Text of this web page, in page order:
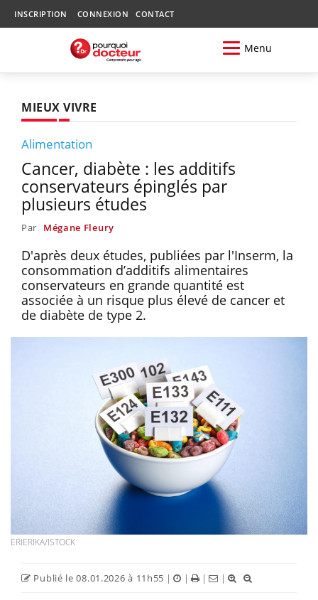
INSCRIPTION CONNEXION CONTACT
Menu
MIEUX VIVRE
Alimentation
Cancer, diabète : les additifs
conservateurs épinglés par
plusieurs études
Par Mégane Fleury
D'après deux études, publiées par l'Inserm, la
consommation d’additifs alimentaires
conservateurs en grande quantité est
associée à un risque plus élevé de cancer et
de diabète de type 2.
ERIERIKA/ISTOCK
Publié le 08.01.2026 à 11h55 | | | |